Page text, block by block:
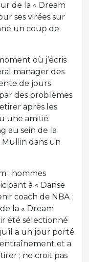
de la « Dream
ses virées sur
un coup de
où j’écris
manager des
de jours
des problèmes
après les
une amitié
au sein de la
Mullin dans un
; hommes
à « Danse
coach de NBA ;
la « Dream
été sélectionné
a un jour porté
et a
; ne croit pas